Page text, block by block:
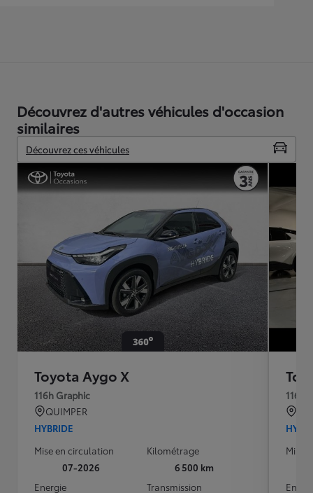
Découvrez d'autres véhicules d'occasion
similaires
Découvrez ces véhicules
Toyota Aygo X
116h Graphic
QUIMPER
HYBRIDE
Mise en circulation
07-2026
Kilométrage
6 500 km
Energie
Transmission
116h
Mise